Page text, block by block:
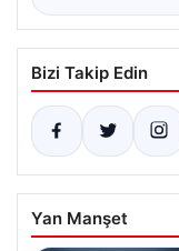
Bizi Takip Edin
Yan Manşet